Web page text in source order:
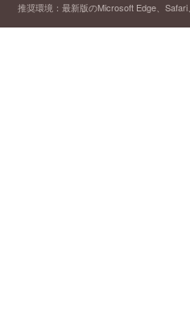
推奨環境：最新版のMicrosoft Edge、